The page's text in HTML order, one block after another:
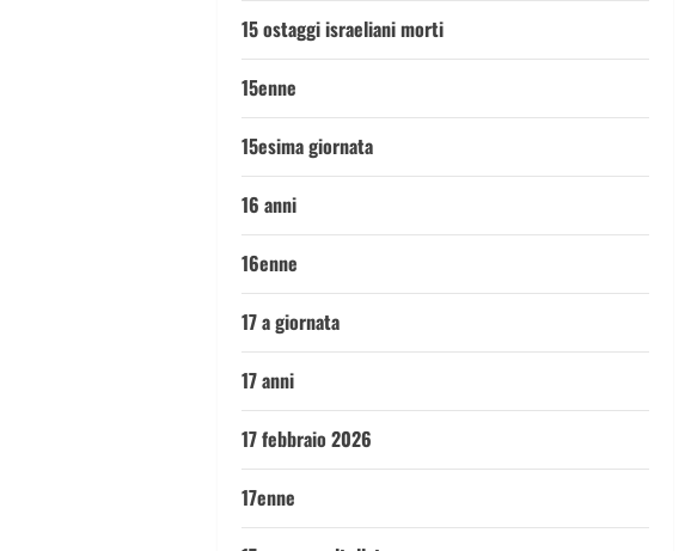
15 ostaggi israeliani morti
15enne
15esima giornata
16 anni
16enne
17 a giornata
17 anni
17 febbraio 2026
17enne